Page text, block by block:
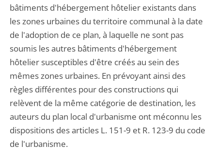
bâtiments d'hébergement hôtelier existants dans
les zones urbaines du territoire communal à la date
de l'adoption de ce plan, à laquelle ne sont pas
soumis les autres bâtiments d'hébergement
hôtelier susceptibles d'être créés au sein des
mêmes zones urbaines. En prévoyant ainsi des
règles différentes pour des constructions qui
relèvent de la même catégorie de destination, les
auteurs du plan local d'urbanisme ont méconnu les
dispositions des articles L. 151-9 et R. 123-9 du code
de l'urbanisme.